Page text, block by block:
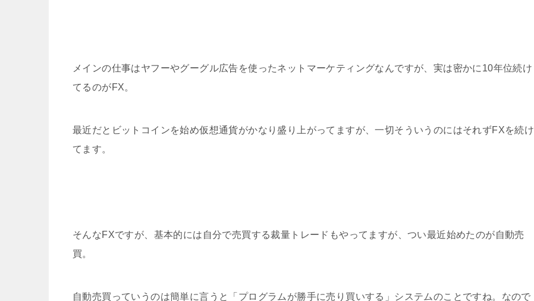
メインの仕事はヤフーやグーグル広告を使ったネットマーケティングなんですが、実は密かに10年位続け
てるのがFX。
最近だとビットコインを始め仮想通貨がかなり盛り上がってますが、一切そういうのにはそれずFXを続け
てます。
そんなFXですが、基本的には自分で売買する裁量トレードもやってますが、つい最近始めたのが自動売
買。
自動売買っていうのは簡単に言うと「プログラムが勝手に売り買いする」システムのことですね。なので